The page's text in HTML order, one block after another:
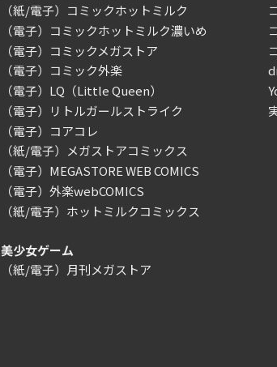
（紙/電子）コミックホットミルク
（電子）コミックホットミルク濃いめ
（電子）コミックメガストア
（電子）コミック外楽
（電子）LQ（Little Queen）
（電子）リトルガールストライク
（電子）コアコレ
（紙/電子）メガストアコミックス
（電子）MEGASTORE WEB COMICS
（電子）外楽webCOMICS
（紙/電子）ホットミルクコミックス
美少女ゲーム
（紙/電子）月刊メガストア